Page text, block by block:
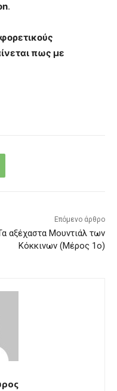
.
πως με
Επόμενο άρθρο
αξέχαστα Μουντιάλ των
Κόκκινων (Μέρος 1ο)